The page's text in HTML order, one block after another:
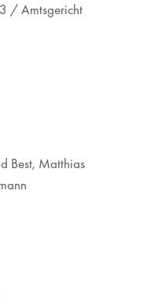
/ Amtsgericht
Best, Matthias